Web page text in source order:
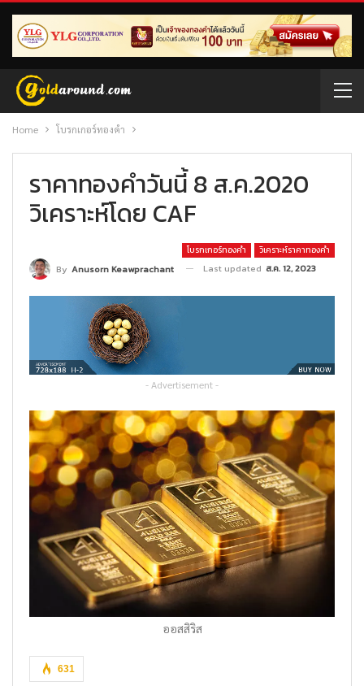
Home โบรกเกอร์ทองคำ
ราคาทองคำวันนี้ 8 ส.ค.2020
วิเคราะห์โดย CAF
โบรกเกอร์ทองคำ วิเคราะห์ราคาทองคำ
By Anusorn Keawprachant Last updated ส.ค. 12, 2023
- Advertisement -
ออสสิริส
631